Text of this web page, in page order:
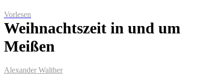
Vorlesen
Weihnachtszeit in und um
Meißen
Alexander Walther